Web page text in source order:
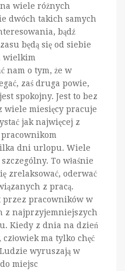
wiele różnych
dwóch takich samych
bądź
będą się od siebie
wielkim
nam o tym, że w
zaś druga powie,
spokojny. Jest to bez
wiele miesięcy pracuje
jak najwięcej z
dni urlopu. Wiele
To właśnie
zrelaksować, oderwać
z pracą.
przez pracowników w
z najprzyjemniejszych
Kiedy z dnia na dzień
ma tylko chęć
wyruszają w
miejsc